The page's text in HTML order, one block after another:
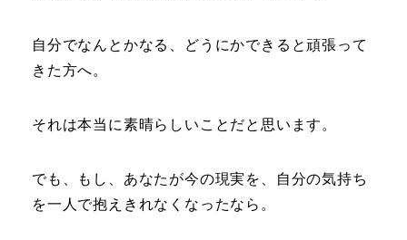
自分でなんとかなる、どうにかできると頑張って
きた方へ。
それは本当に素晴らしいことだと思います。
でも、もし、あなたが今の現実を、自分の気持ち
を一人で抱えきれなくなったなら。